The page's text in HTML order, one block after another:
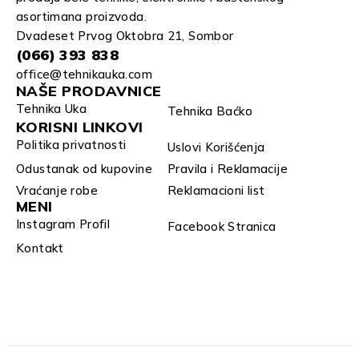
asortimana proizvoda.
Dvadeset Prvog Oktobra 21, Sombor
(066) 393 838
office@tehnikauka.com
NAŠE PRODAVNICE
Tehnika Uka Tehnika Baćko
KORISNI LINKOVI
Politika privatnosti
Uslovi Korišćenja
Odustanak od kupovine
Pravila i Reklamacije
Vraćanje robe
Reklamacioni list
MENI
Instagram Profil
Facebook Stranica
Kontakt